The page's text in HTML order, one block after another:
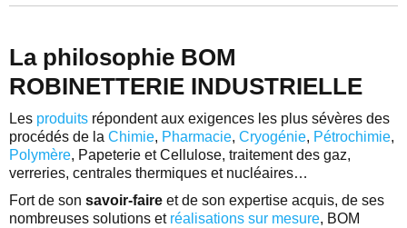
La philosophie BOM
ROBINETTERIE INDUSTRIELLE
Les produits répondent aux exigences les plus sévères des
procédés de la Chimie, Pharmacie, Cryogénie, Pétrochimie,
Polymère, Papeterie et Cellulose, traitement des gaz,
verreries, centrales thermiques et nucléaires…
Fort de son savoir-faire et de son expertise acquis, de ses
nombreuses solutions et réalisations sur mesure, BOM